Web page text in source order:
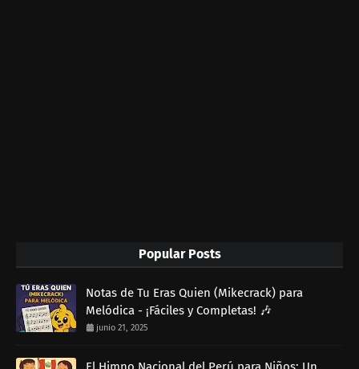
Popular Posts
Notas de Tu Eras Quien (Mikecrack) para
Melódica - ¡Fáciles y Completas! 🎶
junio 21, 2025